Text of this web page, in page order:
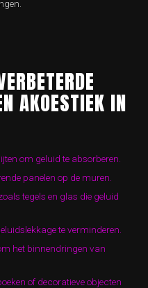
AKOESTIEK IN
om geluid te absorberen.
panelen op de muren.
tegels en glas die geluid
te verminderen.
het binnendringen van
of decoratieve objecten